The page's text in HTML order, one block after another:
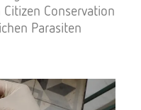
Conservation
Parasiten